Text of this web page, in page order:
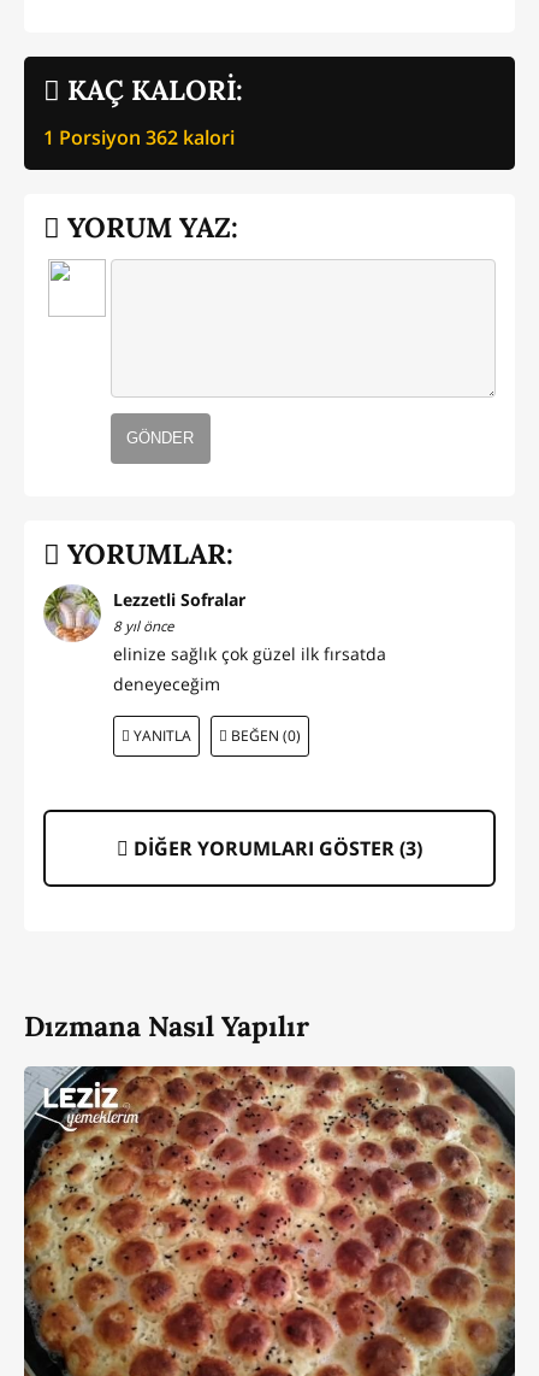
KAÇ KALORİ:
1 Porsiyon 362 kalori
YORUM YAZ:
GÖNDER
YORUMLAR:
Lezzetli Sofralar
8 yıl önce
elinize sağlık çok güzel ilk fırsatda
deneyeceğim
YANITLA BEĞEN (0)
DİĞER YORUMLARI GÖSTER (3)
Dızmana Nasıl Yapılır